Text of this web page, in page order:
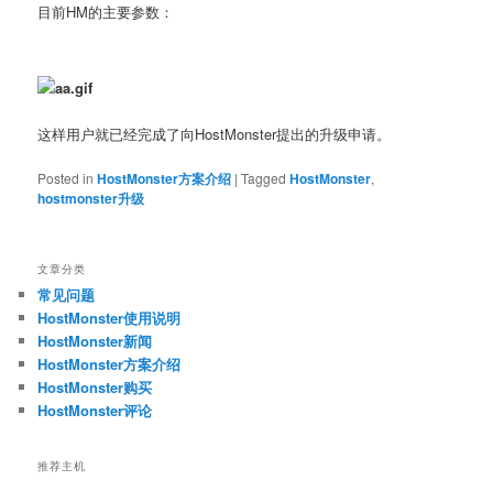
目前HM的主要参数：
这样用户就已经完成了向HostMonster提出的升级申请。
Posted in HostMonster方案介绍 |Tagged HostMonster,
hostmonster升级
文章分类
常见问题
HostMonster使用说明
HostMonster新闻
HostMonster方案介绍
HostMonster购买
HostMonster评论
推荐主机